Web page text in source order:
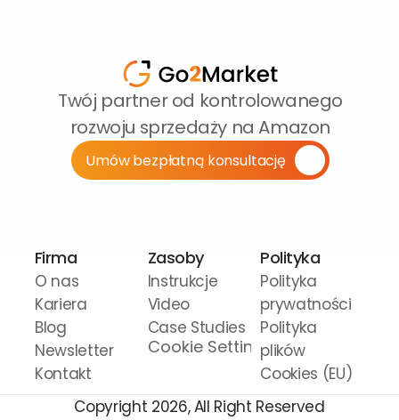
Twój partner od kontrolowanego
rozwoju sprzedaży na Amazon
Umów bezpłatną konsultację
Firma
O nas
Kariera
Blog
Newsletter
Kontakt
Zasoby
Instrukcje
Video
Case Studies
Cookie Settings
Polityka
Polityka
prywatności
Polityka
plików
Cookies (EU)
Copyright 2026, All Right Reserved